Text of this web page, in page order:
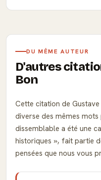
DU MÊME AUTEUR
D'autres
Bon
Cette citation de Gustave
diverse des mêmes
dissemblable a été une
historiques
, fait partie
pensées que nous vous